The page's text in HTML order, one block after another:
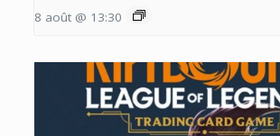
8 août @ 13:30